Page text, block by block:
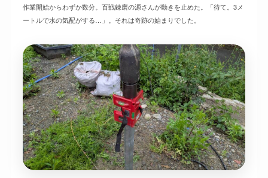
作業開始からわずか数分。百戦錬磨の源さんが動きを止めた。「待て。3メ
ートルで水の気配がする…」。それは奇跡の始まりでした。